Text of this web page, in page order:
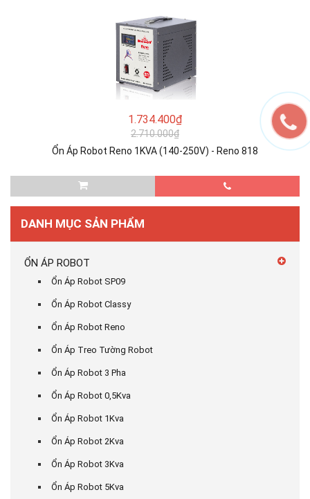
1.734.400₫
2.710.000₫
Ổn Áp Robot Reno 1KVA (140-250V) - Reno 818
DANH MỤC SẢN PHẨM
ỔN ÁP ROBOT
Ổn Áp Robot SP09
Ổn Áp Robot Classy
Ổn Áp Robot Reno
Ổn Áp Treo Tường Robot
Ổn Áp Robot 3 Pha
Ổn Áp Robot 0,5Kva
Ổn Áp Robot 1Kva
Ổn Áp Robot 2Kva
Ổn Áp Robot 3Kva
Ổn Áp Robot 5Kva